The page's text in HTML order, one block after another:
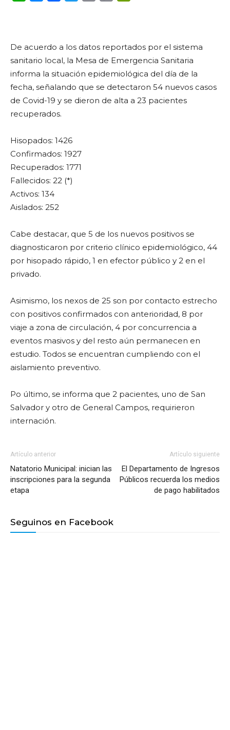
De acuerdo a los datos reportados por el sistema
sanitario local, la Mesa de Emergencia Sanitaria
informa la situación epidemiológica del día de la
fecha, señalando que se detectaron 54 nuevos casos
de Covid-19 y se dieron de alta a 23 pacientes
recuperados.
Hisopados: 1426
Confirmados: 1927
Recuperados: 1771
Fallecidos: 22 (*)
Activos: 134
Aislados: 252
Cabe destacar, que 5 de los nuevos positivos se
diagnosticaron por criterio clínico epidemiológico, 44
por hisopado rápido, 1 en efector público y 2 en el
privado.
Asimismo, los nexos de 25 son por contacto estrecho
con positivos confirmados con anterioridad, 8 por
viaje a zona de circulación, 4 por concurrencia a
eventos masivos y del resto aún permanecen en
estudio. Todos se encuentran cumpliendo con el
aislamiento preventivo.
Po último, se informa que 2 pacientes, uno de San
Salvador y otro de General Campos, requirieron
internación.
Artículo anterior
Natatorio Municipal: inician las
inscripciones para la segunda
etapa
Artículo siguiente
El Departamento de Ingresos
Públicos recuerda los medios
de pago habilitados
Seguinos en Facebook